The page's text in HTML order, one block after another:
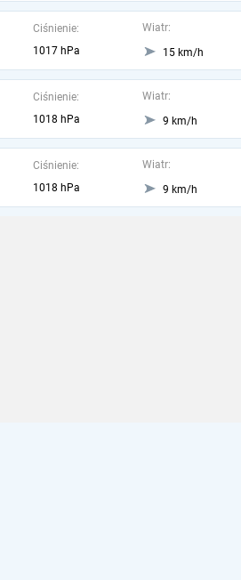
Ciśnienie:
1017 hPa
Wiatr:
15 km/h
Ciśnienie:
1018 hPa
Wiatr:
9 km/h
Ciśnienie:
1018 hPa
Wiatr:
9 km/h